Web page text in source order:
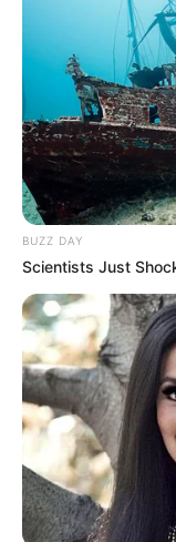
TEMAS
FUERTES
LIGA
CORTES DE
FENÓMENO
BUZZ DAY
Scientists Just